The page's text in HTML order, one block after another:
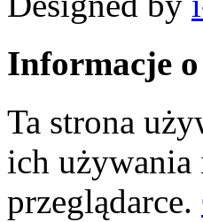
Informacje
Ta strona
ich
przeglądarce.